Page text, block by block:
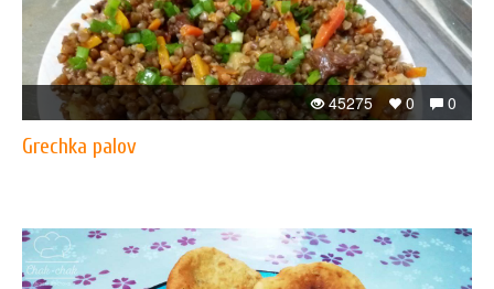
0
0
45275
​Grechka palov